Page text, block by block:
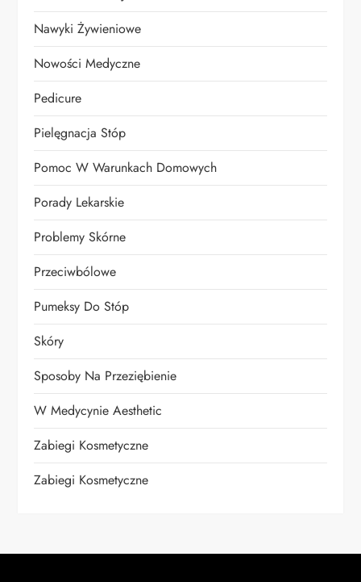
Nawyki Żywieniowe
Nowości Medyczne
Pedicure
Pielęgnacja Stóp
Pomoc W Warunkach Domowych
Porady Lekarskie
Problemy Skórne
Przeciwbólowe
Pumeksy Do Stóp
Skóry
Sposoby Na Przeziębienie
W Medycynie Aesthetic
Zabiegi Kosmetyczne
Zabiegi Kosmetyczne